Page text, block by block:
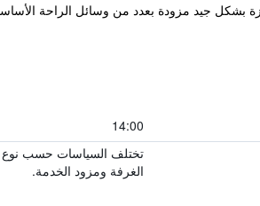
14:00
تختلف السياسات حسب نوع
الغرفة ومزود الخدمة.